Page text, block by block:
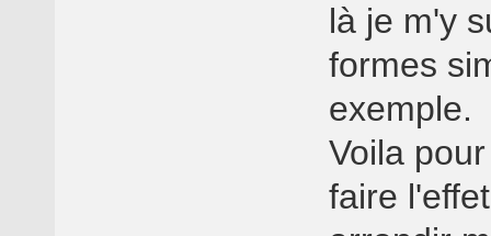
là je m'y
formes
exemple.
Voila
faire